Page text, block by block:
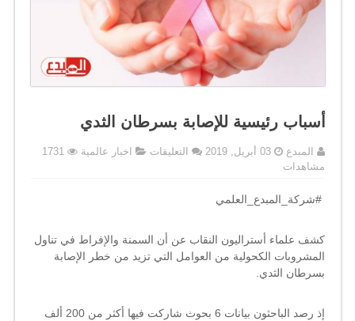
أسباب رئيسية للإصابة بسرطان الثدي
المبدع 03 أبريل, 2019 التعليقات على
مغلقة
اخبار عالمية
1731
مشاهدات
#شركة_المبدع_العلمي
كشف علماء أستراليون النقاب عن أن السمنة والإفراط في تناول
المشروبات الكحولية من العوامل التي تزيد من خطر الإصابة
بسرطان الثدي.
إذ رصد الباحثون بيانات 6 بحوث شاركت فيها أكثر من 200 ألف